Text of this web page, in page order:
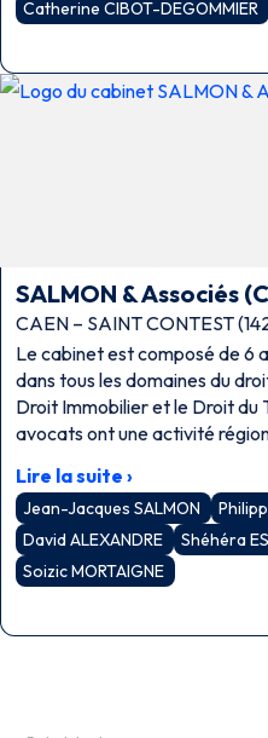
Catherine CIBOT-DEGOMMIER
SALMON & Associés
CAEN – SAINT CONTEST
Le cabinet est composé de 6
dans tous les domaines du
Droit Immobilier et le Droit du
avocats ont une activité
Lire la suite ›
Jean-Jacques SALMON
David ALEXANDRE
Shéhéra
Soizic MORTAIGNE